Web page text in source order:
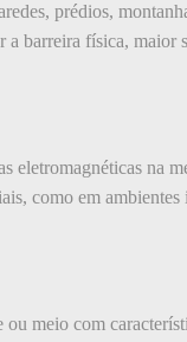
prédios,
barreira física, maior
eletromagnéticas na
como em
meio com